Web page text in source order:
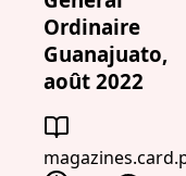
Ordinaire
Guanajuato,
août 2022